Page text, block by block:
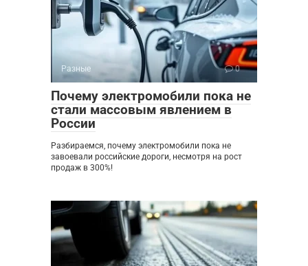
Разные 0
Почему электромобили пока не
стали массовым явлением в
России
Разбираемся, почему электромобили пока не
завоевали российские дороги, несмотря на рост
продаж в 300%!